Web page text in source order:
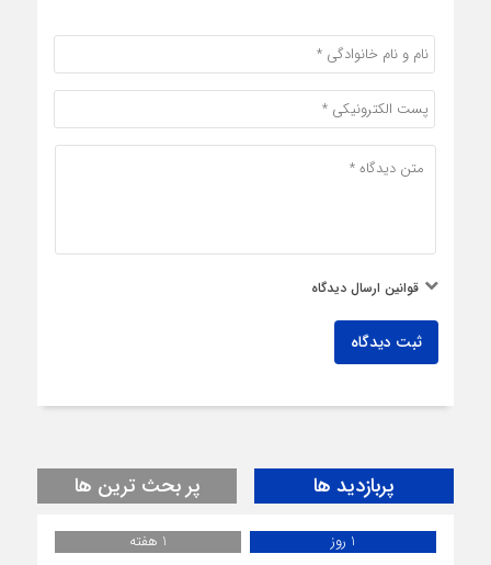
قوانین ارسال دیدگاه
ثبت دیدگاه
پربازدید ها پر بحث ترین ها
1 روز
1 هفته